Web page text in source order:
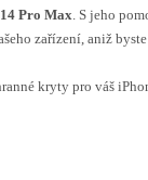
Pro Max. S jeho
zařízení, aniž
kryty pro váš